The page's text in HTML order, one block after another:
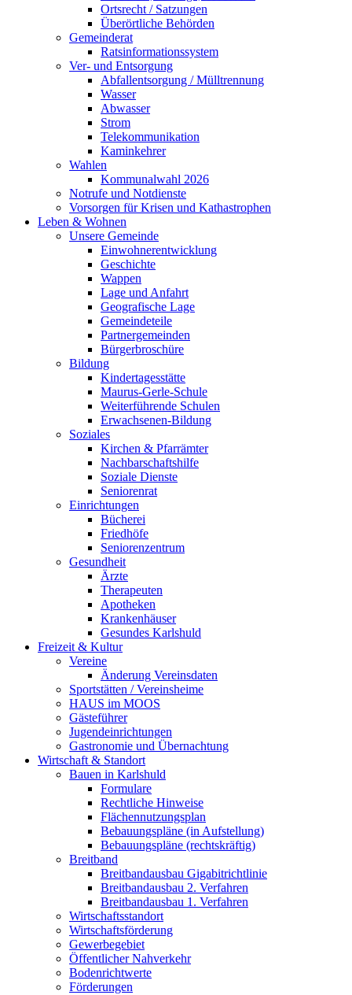
Ortsrecht / Satzungen
Überörtliche Behörden
Gemeinderat
Ratsinformationssystem
Ver- und Entsorgung
Abfallentsorgung / Mülltrennung
Wasser
Abwasser
Strom
Telekommunikation
Kaminkehrer
Wahlen
Kommunalwahl 2026
Notrufe und Notdienste
Vorsorgen für Krisen und Kathastrophen
Leben & Wohnen
Unsere Gemeinde
Einwohnerentwicklung
Geschichte
Wappen
Lage und Anfahrt
Geografische Lage
Gemeindeteile
Partnergemeinden
Bürgerbroschüre
Bildung
Kindertagesstätte
Maurus-Gerle-Schule
Weiterführende Schulen
Erwachsenen-Bildung
Soziales
Kirchen & Pfarrämter
Nachbarschaftshilfe
Soziale Dienste
Seniorenrat
Einrichtungen
Bücherei
Friedhöfe
Seniorenzentrum
Gesundheit
Ärzte
Therapeuten
Apotheken
Krankenhäuser
Gesundes Karlshuld
Freizeit & Kultur
Vereine
Änderung Vereinsdaten
Sportstätten / Vereinsheime
HAUS im MOOS
Gästeführer
Jugendeinrichtungen
Gastronomie und Übernachtung
Wirtschaft & Standort
Bauen in Karlshuld
Formulare
Rechtliche Hinweise
Flächennutzungsplan
Bebauungspläne (in Aufstellung)
Bebauungspläne (rechtskräftig)
Breitband
Breitbandausbau Gigabitrichtlinie
Breitbandausbau 2. Verfahren
Breitbandausbau 1. Verfahren
Wirtschaftsstandort
Wirtschaftsförderung
Gewerbegebiet
Öffentlicher Nahverkehr
Bodenrichtwerte
Förderungen